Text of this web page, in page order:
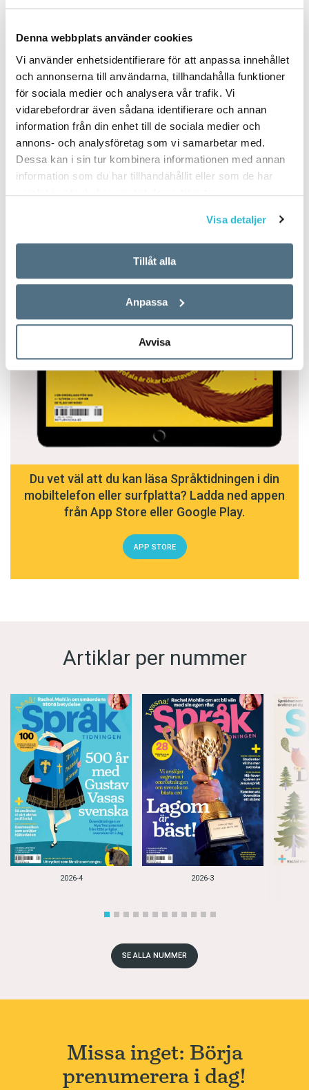
Denna webbplats använder cookies
Vi använder enhetsidentifierare för att anpassa innehållet
och annonserna till användarna, tillhandahålla funktioner
för sociala medier och analysera vår trafik. Vi
vidarebefordrar även sådana identifierare och annan
information från din enhet till de sociala medier och
annons- och analysföretag som vi samarbetar med.
Dessa kan i sin tur kombinera informationen med annan
information som du har tillhandahållit eller som de har
samlat in när du har använt deras tjänster.
Visa detaljer
Tillåt alla
Anpassa
Avvisa
PUBLICERAD 2010-06-03
Du vet väl att du kan läsa Språktidningen i din
mobiltelefon eller surfplatta? Ladda ned appen
från App Store eller Google Play.
APP STORE
Artiklar per nummer
2026-4 2026-3
SE ALLA NUMMER
Missa inget: Börja
prenumerera i dag!